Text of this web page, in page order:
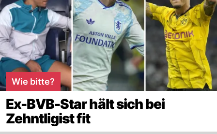
Wie bitte?
Ex-BVB-Star hält sich bei
Zehntligist fit